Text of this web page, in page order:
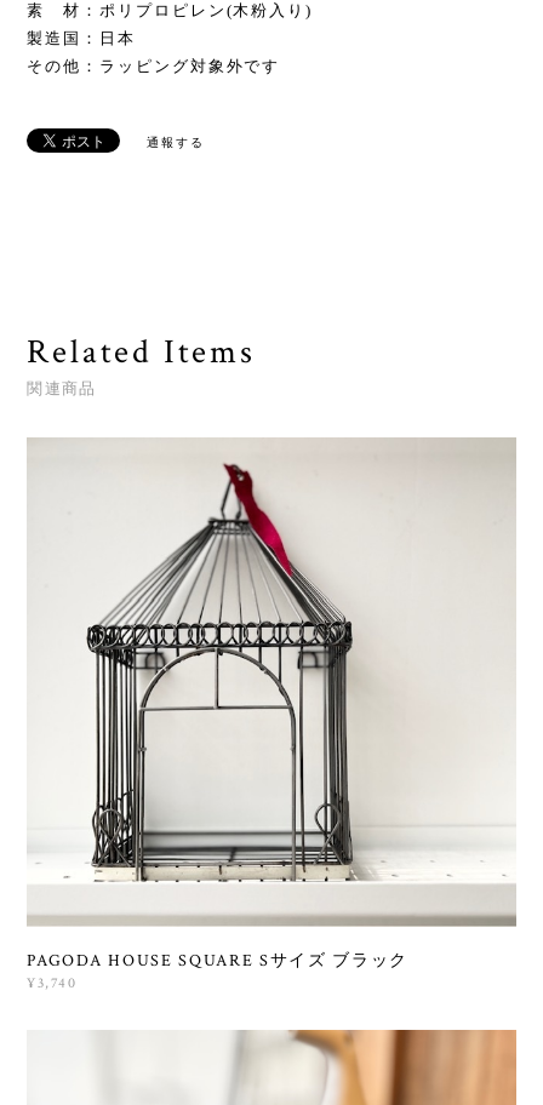
素 材：ポリプロピレン(木粉入り)
製造国：日本
その他：ラッピング対象外です
通報する
Related Items
関連商品
PAGODA HOUSE SQUARE Sサイズ ブラック
¥3,740